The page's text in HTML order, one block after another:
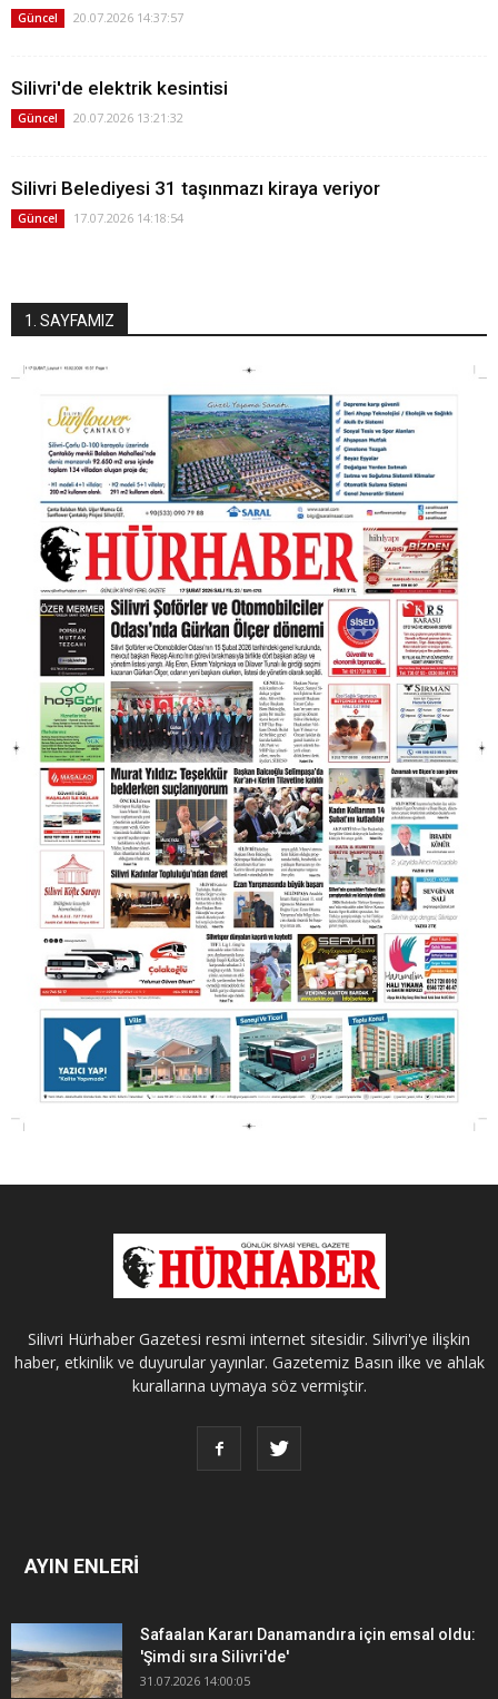
Güncel 20.07.2026 14:37:57
Silivri'de elektrik kesintisi
Güncel 20.07.2026 13:21:32
Silivri Belediyesi 31 taşınmazı kiraya veriyor
Güncel 17.07.2026 14:18:54
1. SAYFAMIZ
Silivri Hürhaber Gazetesi resmi internet sitesidir. Silivri'ye ilişkin
haber, etkinlik ve duyurular yayınlar. Gazetemiz Basın ilke ve ahlak
kurallarına uymaya söz vermiştir.
AYIN ENLERİ
Safaalan Kararı Danamandıra için emsal oldu:
'Şimdi sıra Silivri'de'
31.07.2026 14:00:05